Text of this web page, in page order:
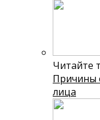
Читайте
Причины
лица